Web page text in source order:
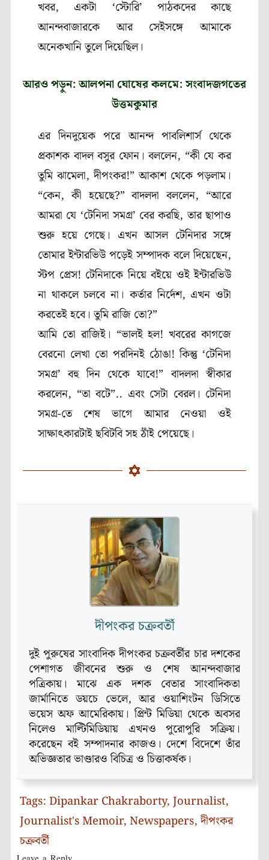
খবর, একটা ‘স্টোরি’
পাঠকদের কাছে
আনন্দবাজারকে আর সেইসঙ্গে আমাকে
অনেকখানি তুলে দিয়েছিল।
আরও পড়ুন: আলপনা ঘোষের কলমে: সংবাদজগতের
উত্তমকুমার
এর দিনদুয়েক পরে আনন্দ পাবলিশার্স থেকে
প্রকাশক বাদল বসুর ফোন। বললেন, “কী যে কর
তুমি ঝামেলা,দীপংকর!” আকাশ থেকে পড়লাম।
“কেন,কী হয়েছে?”বাদলদা বললেন, “আরে
আমরা যে ‘টেনিদা সমগ্র’ বের করছি,তার ছাপাও
শুরু হয়ে গেছে। এখন আসল টেনিদার সঙ্গে
তোমার ইন্টারভিউ পড়েই সম্পাদক বলে দিয়েছেন,
স্টপ প্রেস! টেনিদাকে নিয়ে বইয়ে ওই ইন্টারভিউ
না থাকলে চলবে না। কর্তার নির্দেশ, এখন ওটা
করতেই হবে। তুমি রাজি তো?”
আমি তো রাজিই। “ভালই হল! খবরের কাগজে
বেরনো লেখা তো পরদিনই ঠোঙা! কিন্তু ‘টেনিদা
সমগ্র’ বহু দিন থেকে যাবে!” বাদলদা স্বীকার
করলেন, “তা বটে”.. এবং সেটা বেরল। টেনিদা
সমগ্র-তে শেষ ভাগে আমার নেওয়া ওই
সাক্ষাৎকারটাই ছবিটবি সহ ঠাঁই পেয়েছে।
দীপংকর চক্রবর্তী
দুই পুরুষের সাংবাদিক দীপংকর চক্রবর্তীর চার দশকের
পেশাগত জীবনের শুরু ও শেষ আনন্দবাজার
পত্রিকায়। মাঝে এক দশক বেতার সাংবাদিকতা
জার্মানিতে ডয়চে ভেলে, আর ওয়াশিংটন ডিসিতে
ভয়েস অফ আমেরিকায়। প্রিন্ট মিডিয়া থেকে অবসর
নিলেও মাল্টিমিডিয়ায় এখনও পুরোপুরি সক্রিয়।
করেছেন বই সম্পাদনার কাজও। দেশে বিদেশে তাঁর
অভিজ্ঞতার ভাণ্ডারও বিচিত্র ও চিত্তাকর্ষক।
Tags: Dipankar Chakraborty, Journalist,
Journalist's Memoir, Newspapers,দীপংকর
চক্রবর্তী